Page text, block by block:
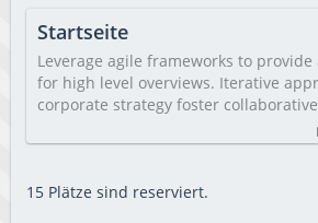
Startseite
Leverage agile frameworks to
for high level overviews. Iterative
corporate strategy foster
15 Plätze sind reserviert.